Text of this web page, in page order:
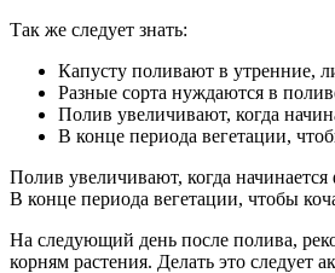
Так же следует знать:
Капусту поливают в утренние,
Разные сорта нуждаются в
Полив увеличивают, когда
В конце периода вегетации,
Полив увеличивают, когда начинается
В конце периода вегетации, чтобы
На следующий день после полива,
корням растения. Делать это следует